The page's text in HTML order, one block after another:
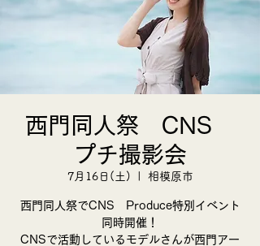
西門同人祭 CNS
プチ撮影会
7月16日(土) 相模原市
西門同人祭でCNS Produce特別イベント
同時開催！
CNSで活動しているモデルさんが西門アー